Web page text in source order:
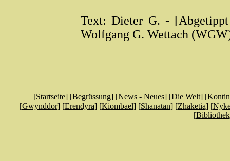
Text: Dieter G. -
Wolfgang G. Wettach
[Startseite] [Begrüssung] [News - Neues] [Die Welt] [
[Gwynddor] [Erendyra] [Kiombael] [Shanatan] [Zhaketia] [
[Bibliothek